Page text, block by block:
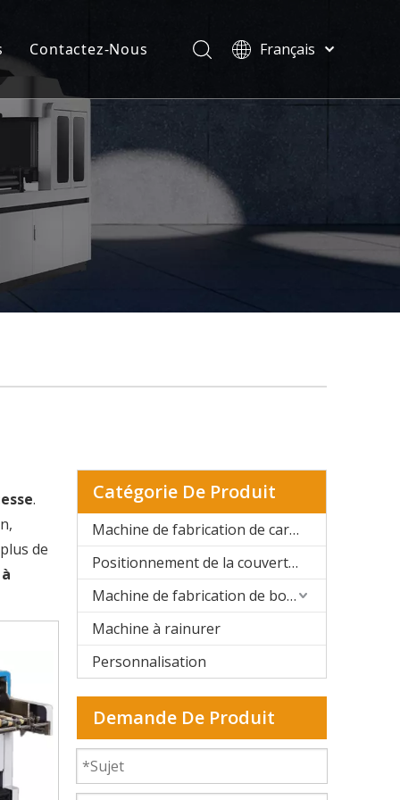
Contactez-Nous
Français
ไทย
Pусский
.
de
Catégorie De Produit
Machine de fabrication de cartons rigides automatique
Positionnement de la couverture rigide et de la boîte rigide
Machine de fabrication de boîtes rigides semi-automatique
Machine à rainurer
Personnalisation
Demande De Produit